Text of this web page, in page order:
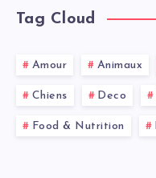
Tag Cloud
Amour Animaux
Chiens Deco
Food & Nutrition